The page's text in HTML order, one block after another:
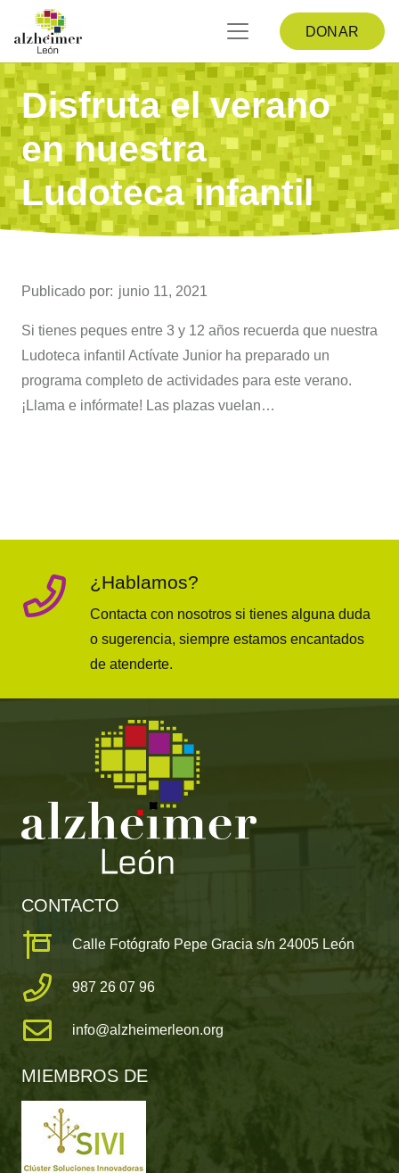
DONAR
Disfruta el verano
en nuestra
Ludoteca infantil
Publicado por: junio 11, 2021
Si tienes peques entre 3 y 12 años recuerda que nuestra
Ludoteca infantil Actívate Junior ha preparado un
programa completo de actividades para este verano.
¡Llama e infórmate! Las plazas vuelan…
¿Hablamos?
Contacta con nosotros si tienes alguna duda
o sugerencia, siempre estamos encantados
de atenderte.
CONTACTO
Calle Fotógrafo Pepe Gracia s/n 24005 León
987 26 07 96
info@alzheimerleon.org
MIEMBROS DE